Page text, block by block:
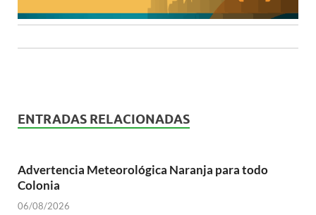
ENTRADAS RELACIONADAS
Advertencia Meteorológica Naranja para todo
Colonia
06/08/2026